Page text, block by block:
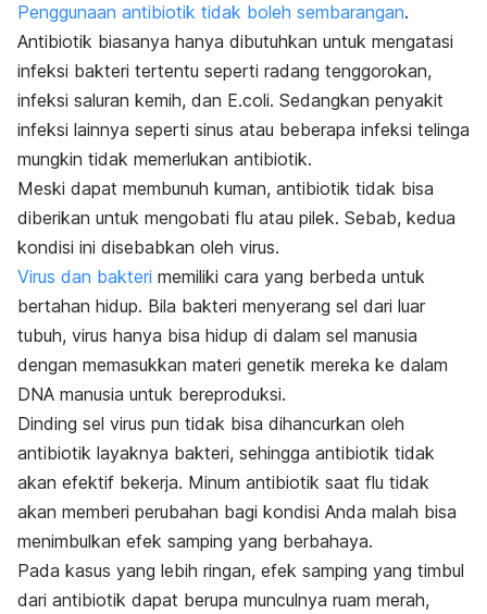
Penggunaan antibiotik tidak boleh sembarangan.
Antibiotik biasanya hanya dibutuhkan untuk mengatasi
infeksi bakteri tertentu seperti radang tenggorokan,
infeksi saluran kemih, dan E.coli. Sedangkan penyakit
infeksi lainnya seperti sinus atau beberapa infeksi telinga
mungkin tidak memerlukan antibiotik.
Meski dapat membunuh kuman, antibiotik tidak bisa
diberikan untuk mengobati flu atau pilek. Sebab, kedua
kondisi ini disebabkan oleh virus.
Virus dan bakteri memiliki cara yang berbeda untuk
bertahan hidup. Bila bakteri menyerang sel dari luar
tubuh, virus hanya bisa hidup di dalam sel manusia
dengan memasukkan materi genetik mereka ke dalam
DNA manusia untuk bereproduksi.
Dinding sel virus pun tidak bisa dihancurkan oleh
antibiotik layaknya bakteri, sehingga antibiotik tidak
akan efektif bekerja. Minum antibiotik saat flu tidak
akan memberi perubahan bagi kondisi Anda malah bisa
menimbulkan efek samping yang berbahaya.
Pada kasus yang lebih ringan, efek samping yang timbul
dari antibiotik dapat berupa munculnya ruam merah,